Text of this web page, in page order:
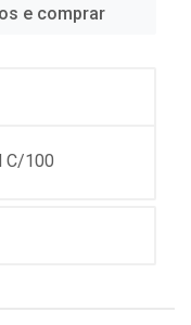
e comprar
C/100